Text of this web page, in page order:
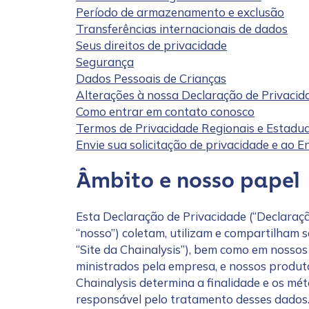
Período de armazenamento e exclusão
Transferências internacionais de dados
Seus direitos de privacidade
Segurança
Dados Pessoais de Crianças
Alterações à nossa Declaração de
Como entrar em contato conosco
Termos de Privacidade Regionais e
Envie sua solicitação de privacidade e ao
Âmbito e nosso papel
Esta Declaração de Privacidade
“nosso”) coletam, utilizam e compartilham
“Site da Chainalysis”), bem como em
ministrados pela empresa, e nossos
Chainalysis determina a finalidade e os
responsável pelo tratamento desses